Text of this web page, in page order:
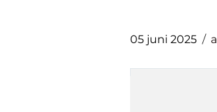
05 juni 2025